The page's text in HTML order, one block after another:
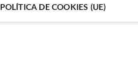
POLÍTICA DE COOKIES (UE)